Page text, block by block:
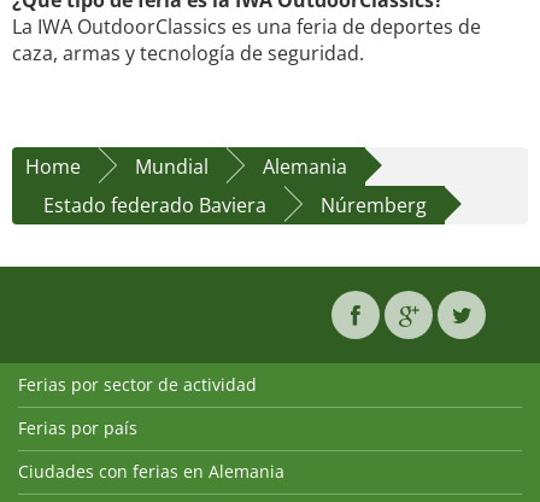
La IWA OutdoorClassics es una feria de deportes de
caza, armas y tecnología de seguridad.
Home Mundial
Alemania
Estado federado Baviera
Núremberg
Ferias por sector de actividad
Ferias por país
Ciudades con ferias en Alemania